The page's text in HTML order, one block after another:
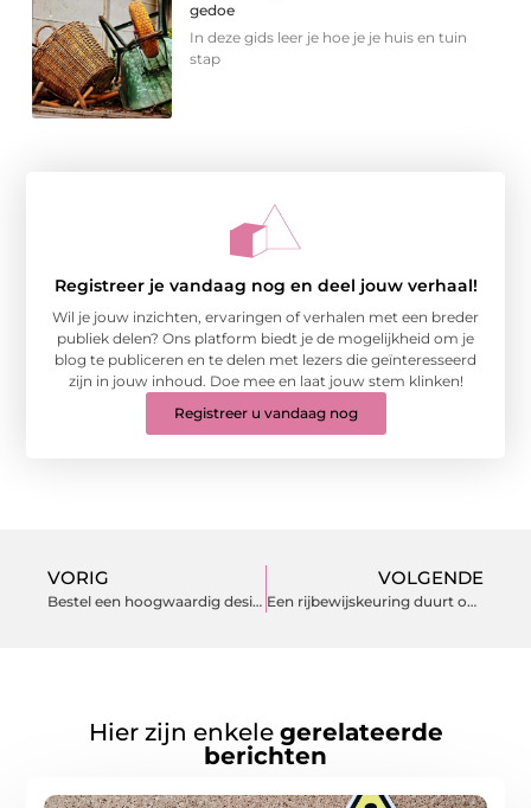
gedoe
In deze gids leer je hoe je je huis en tuin
stap
Registreer je vandaag nog en deel jouw verhaal!
Wil je jouw inzichten, ervaringen of verhalen met een breder
publiek delen? Ons platform biedt je de mogelijkheid om je
blog te publiceren en te delen met lezers die geïnteresseerd
zijn in jouw inhoud. Doe mee en laat jouw stem klinken!
Registreer u vandaag nog
VORIG
Bestel een hoogwaardig desinfectiezuil bij een ervaren specialist
VOLGENDE
Een rijbewijskeuring duurt ongeveer 20 minuten in Eindhoven
Hier zijn enkele gerelateerde
berichten